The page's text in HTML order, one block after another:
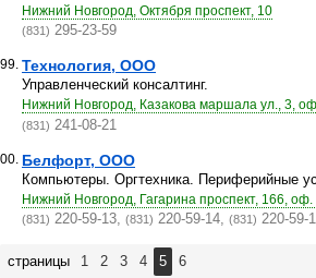
Нижний Новгород, Октября проспект, 10
(831) 295-23-59
99. Технология, ООО
Управленческий консалтинг.
Нижний Новгород, Казакова маршала ул., 3,
(831) 241-08-21
Белфорт, ООО
Компьютеры. Оргтехника. Периферийные
Нижний Новгород, Гагарина проспект, 166, оф.
(831) 220-59-13, (831) 220-59-14, (831) 220-59-
страницы 1 2 3 4 5 6